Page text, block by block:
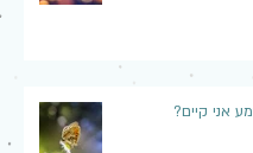
אני קיים?